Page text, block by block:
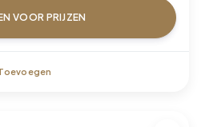
VOOR PRIJZEN